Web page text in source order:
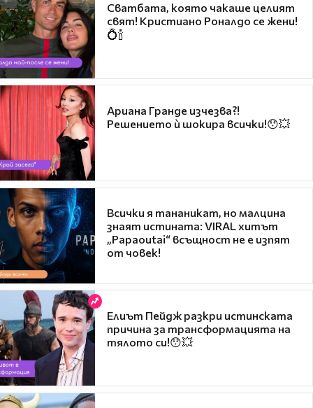
Сватбата, която чакаше целият
свят! Кристиано Роналдо се жени!
💍🍾
Ариана Гранде изчезва?!
Решението ѝ шокира всички!😯💥
Всички я тананикат, но малцина
знаят истината: VIRAL хитът
„Papaoutai“ всъщност не е изпят
от човек!
Елиът Пейдж разкри истинската
причина за трансформацията на
тялото си!😯💥